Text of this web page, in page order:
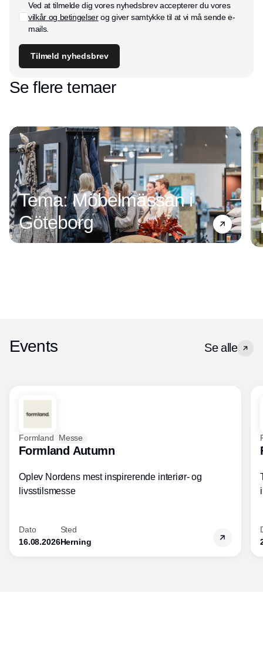
Ved at tilmelde dig vores nyhedsbrev accepterer du vores
vilkår og betingelserog giver samtykke til at vi må sende e-
mails.
Tilmeld nyhedsbrev
Se flere temaer
Tema: Möbelmässan i
Göteborg
Events Se alle
Formland Messe
Formland Autumn
Oplev Nordens mest inspirerende interiør- og
livsstilsmesse
Dato
16.08.2026
Sted
Herning